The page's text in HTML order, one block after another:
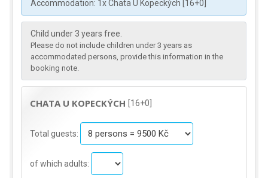
Accommodation: 1x Chata U Kopeckých [16+0]
Child under 3 years free.
Please do not include children under 3 years as
accommodated persons, provide this information in the
booking note.
CHATA U KOPECKÝCH [16+0]
Total guests:
of which adults: